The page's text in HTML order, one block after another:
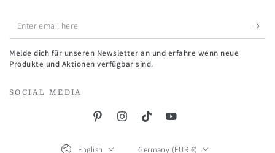
Enter
email
here
Melde dich für unseren Newsletter an und erfahre wenn neue
Produkte und Aktionen verfügbar sind.
SOCIAL MEDIA
PinterestInstagramTikTokYouTube
English Germany (EUR €)